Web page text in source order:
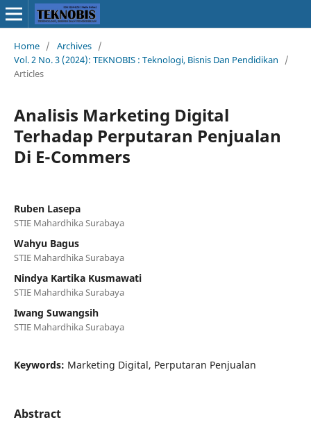
Home / Archives /
Vol. 2 No. 3 (2024): TEKNOBIS : Teknologi, Bisnis Dan Pendidikan
/
Articles
Analisis Marketing Digital
Terhadap Perputaran Penjualan
Di E-Commers
Ruben Lasepa
STIE Mahardhika Surabaya
Wahyu Bagus
STIE Mahardhika Surabaya
Nindya Kartika Kusmawati
STIE Mahardhika Surabaya
Iwang Suwangsih
STIE Mahardhika Surabaya
Keywords: Marketing Digital, Perputaran Penjualan
Abstract